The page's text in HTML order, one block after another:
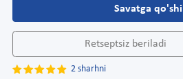
Savatga
Retseptsiz beriladi
2 sharhni